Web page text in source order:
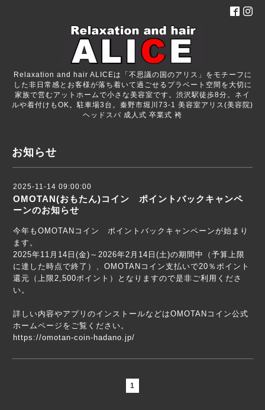
Relaxation and hair ALICEは「不思議の国のアリス」をモチーフに
した非日常感とお客様が落ち着いて過ごせるプラベート空間を大切に
家族で営むアットホームで小さな美容室です。渋沢駅徒歩8分。ネイ
ルや着付けもOK。駐車場3台。秦野市堀川73-1 美容室アリス(美容院)
ヘッドスパ 成人式 卒業式 袴
お知らせ
2025-11-14 09:00:00
OMOTAN(おもたん)コイン ポイントバックキャンペ
ーンのお知らせ
今年もOMOTANコイン ポイントバックキャンペーンが始まり
ます。
2025年11月14日(金)～2026年2月14日(土)の期間中（予算上限
に達した時点で終了）、OMOTANコイン支払いで20％ポイント
還元（上限2,500ポイント）となりますので是非ご利用くださ
い。
詳しい内容やアプリのインストールなどはOMOTANコイン公式
ホームページをご覧ください。
https://omotan-coin-hadano.jp/
1